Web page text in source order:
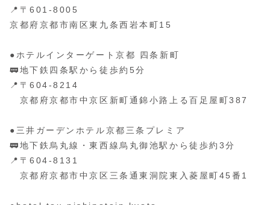
📍〒601-8005
京都府京都市南区東九条西岩本町15
●ホテルインターゲート京都 四条新町
🚃地下鉄四条駅から徒歩約5分
📍〒604-8214
京都府京都市中京区新町通錦小路上る百足屋町387
●三井ガーデンホテル京都三条プレミア
🚃地下鉄烏丸線・東西線烏丸御池駅から徒歩約3分
📍〒604-8131
京都府京都市中京区三条通東洞院東入菱屋町45番1